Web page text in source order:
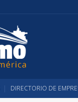
DIRECTORIO DE